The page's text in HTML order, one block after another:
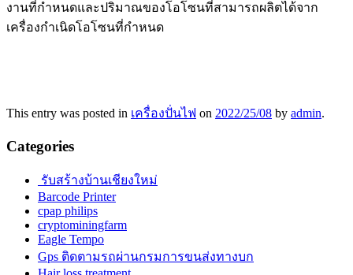
งานที่กำหนดและปริมาณของโอโซนที่สามารถผลิตได้จาก
เครื่องกำเนิดโอโซนที่กำหนด
This entry was posted in เครื่องปั่นไฟ on 2022/25/08 by admin.
Categories
รับสร้างบ้านเชียงใหม่
Barcode Printer
cpap philips
cryptominingfarm
Eagle Tempo
Gps ติดตามรถผ่านกรมการขนส่งทางบก